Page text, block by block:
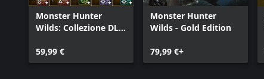
Monster Hunter
Wilds: Collezione DLC
59,99 €
Monster Hunter
Wilds - Gold Edition
79,99 €+